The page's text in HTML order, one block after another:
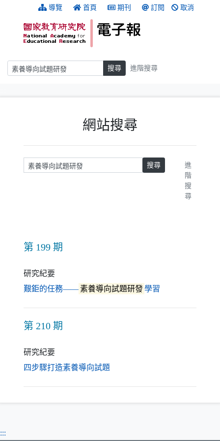
跳到主要內容 導覽 首頁 期刊 訂閱 取消
搜尋 搜尋 進階搜尋
網站搜尋
請輸入關鍵字 搜尋
進
階
搜
尋
第 199 期
研究紀要
艱鉅的任務——素養導向試題研發學習
第 210 期
研究紀要
四步驟打造素養導向試題（另開新視窗）
:::